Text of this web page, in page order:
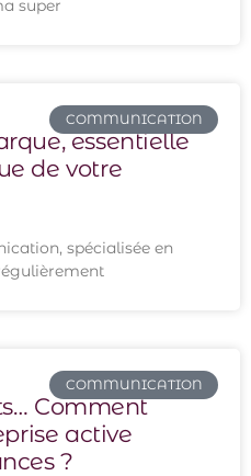
super
COMMUNICATION
essentielle
de votre
spécialisée en
COMMUNICATION
Comment
active
?